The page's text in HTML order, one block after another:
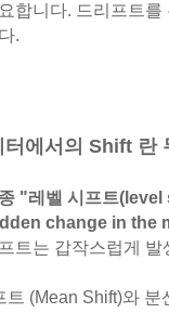
합니다. 드리프트
.
터에서의 Shift 란
"레벨 시프트(level
change in the
트는 갑작스럽게
트 (Mean Shift)와